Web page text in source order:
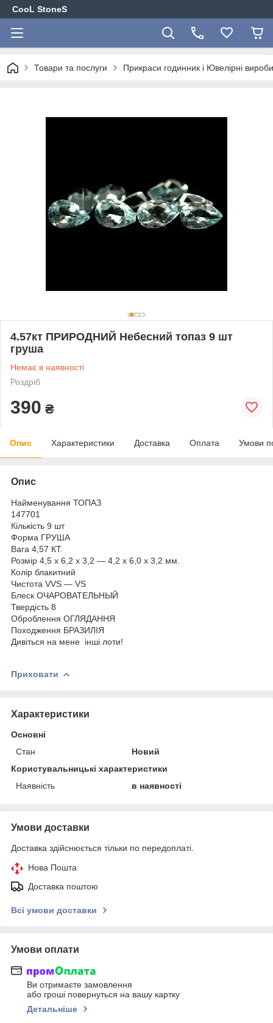
CooL StoneS
Товари та послуги Прикраси годинник і Ювелірні
4.57кт ПРИРОДНИЙ Небесний топаз 9 шт
груша
Немає в наявності
Роздріб
390 ₴
Опис Характеристики Доставка Оплата Умови
Опис
Найменування ТОПАЗ
147701
Кількість 9 шт
Форма ГРУША
Вага 4,57 КТ.
Розмір 4,5 х 6,2 х 3,2 — 4,2 х 6,0 х 3,2 мм.
Колір блакитний
Чистота VVS — VS
Блеск ОЧАРОВАТЕЛЬНЫЙ
Твердість 8
Оброблення ОГЛЯДАННЯ
Походження БРАЗИЛІЯ
Дивіться на мене інші лоти!
Приховати
Характеристики
Основні
Стан
Новий
Користувальницькі характеристики
Наявність
в наявності
Умови доставки
Доставка здійснюється тільки по передоплаті.
Нова Пошта
Доставка поштою
Всі умови доставки
Умови оплати
Ви отримаєте замовлення
або гроші повернуться на вашу картку
Детальніше